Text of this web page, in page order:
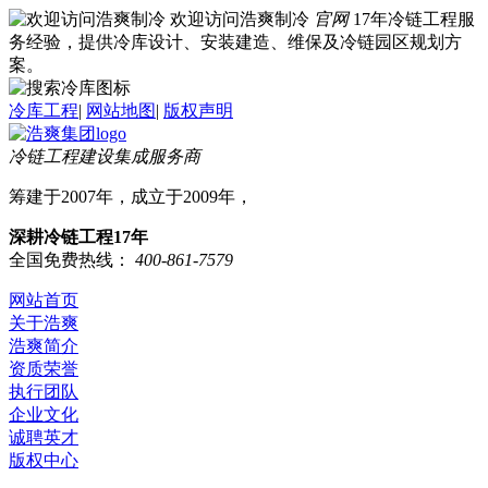
欢迎访问浩爽制冷 官网 17年冷链工程服
务经验，提供冷库设计、安装建造、维保及冷链园区规划方
案。
冷库工程| 网站地图| 版权声明
冷链工程建设集成服务商
筹建于2007年，成立于2009年，
深耕冷链工程17年
全国免费热线：
400-861-7579
网站首页
关于浩爽
浩爽简介
资质荣誉
执行团队
企业文化
诚聘英才
版权中心